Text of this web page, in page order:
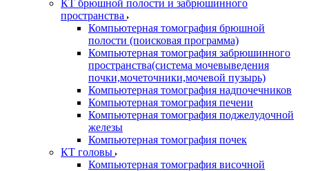
КТ брюшной полости и забрюшинного
пространства
Компьютерная томография брюшной
полости (поисковая программа)
Компьютерная томография забрюшинного
пространства(система мочевыведения
почки,мочеточники,мочевой пузырь)
Компьютерная томография надпочечников
Компьютерная томография печени
Компьютерная томография поджелудочной
железы
Компьютерная томография почек
КТ головы
Компьютерная томография височной